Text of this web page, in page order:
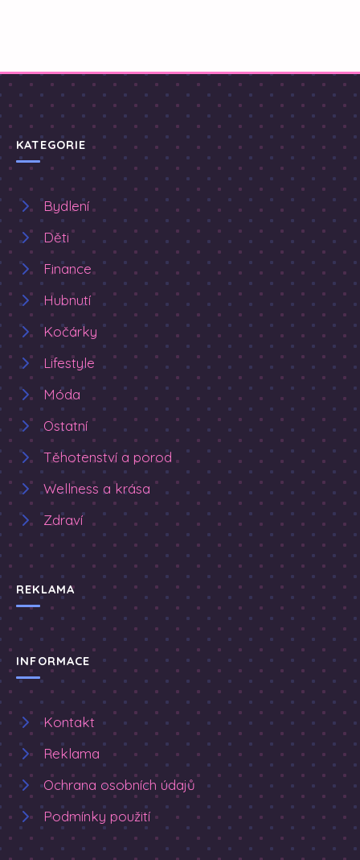
KATEGORIE
Bydlení
Děti
Finance
Hubnutí
Kočárky
Lifestyle
Móda
Ostatní
Těhotenství a porod
Wellness a krása
Zdraví
REKLAMA
INFORMACE
Kontakt
Reklama
Ochrana osobních údajů
Podmínky použití